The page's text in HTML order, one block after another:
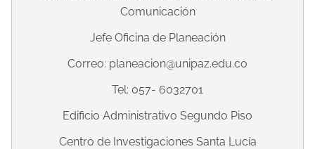
Comunicación
Jefe Oficina de Planeación
Correo: planeacion@unipaz.edu.co
Tel: 057- 6032701
Edificio Administrativo Segundo Piso
Centro de Investigaciones Santa Lucía